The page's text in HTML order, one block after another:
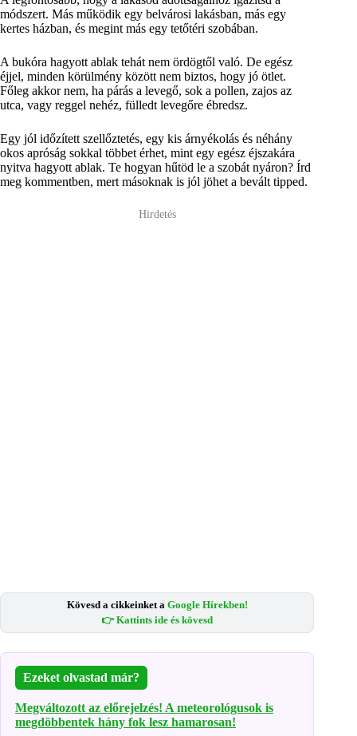
módszert. Más működik egy belvárosi lakásban, más egy
kertes házban, és megint más egy tetőtéri szobában.
A bukóra hagyott ablak tehát nem ördögtől való. De egész
éjjel, minden körülmény között nem biztos, hogy jó ötlet.
Főleg akkor nem, ha párás a levegő, sok a pollen, zajos az
utca, vagy reggel nehéz, fülledt levegőre ébredsz.
Egy jól időzített szellőztetés, egy kis árnyékolás és néhány
okos apróság sokkal többet érhet, mint egy egész éjszakára
nyitva hagyott ablak. Te hogyan hűtöd le a szobát nyáron? Írd
meg kommentben, mert másoknak is jól jöhet a bevált tipped.
Hirdetés
Kövesd a cikkeinket a Google Hírekben!
👉 Kattints ide és kövesd
Ezeket olvastad már?
Megváltozott az előrejelzés! A meteorológusok is
megdöbbentek hány fok lesz hamarosan!